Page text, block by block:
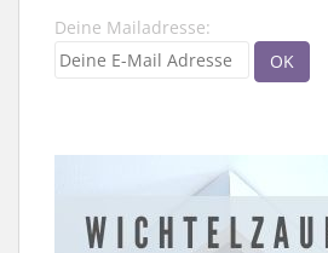
Deine Mailadresse: